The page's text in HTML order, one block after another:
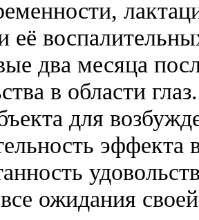
её
два месяца
в области
для
эффекта
ожидания